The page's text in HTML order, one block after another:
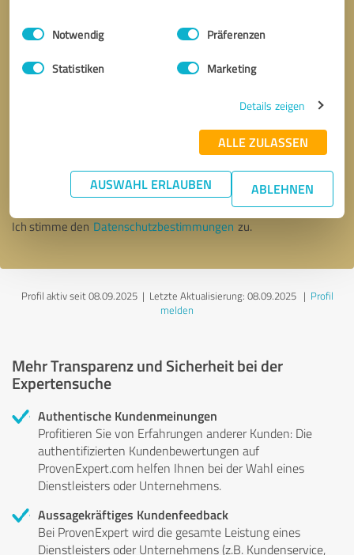
Impressum Datenschutzbestimmungen
Einwilligungsauswahl
Notwendig Präferenzen
Statistiken Marketing
Details zeigen
ALLE ZULASSEN
AUSWAHL ERLAUBEN ABLEHNEN
* Erforderliche Angaben
Nachricht senden
Ich stimme den Datenschutzbestimmungen zu.
Profil aktiv seit 08.09.2025 | Letzte Aktualisierung: 08.09.2025| Profil
melden
Mehr Transparenz und Sicherheit bei der
Expertensuche
Authentische Kundenmeinungen
Profitieren Sie von Erfahrungen anderer Kunden: Die
authentifizierten Kundenbewertungen auf
ProvenExpert.com helfen Ihnen bei der Wahl eines
Dienstleisters oder Unternehmens.
Aussagekräftiges Kundenfeedback
Bei ProvenExpert wird die gesamte Leistung eines
Dienstleisters oder Unternehmens (z.B. Kundenservice,